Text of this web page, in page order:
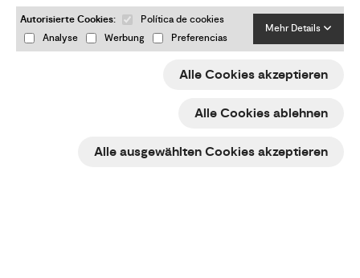
e-Trade ACCIÓ
Rücksendungen & Rückerstattungen
Meine Cookie-Einstellungen ändern
Möchtest du über alle Neuigkeiten auf
dem Laufenden sein?
Autorisierte Cookies:
Política de cookies
Analyse
Werbung Preferencias
Mehr Details
Alle Cookies akzeptieren
Alle Cookies ablehnen
Alle ausgewählten Cookies akzeptieren